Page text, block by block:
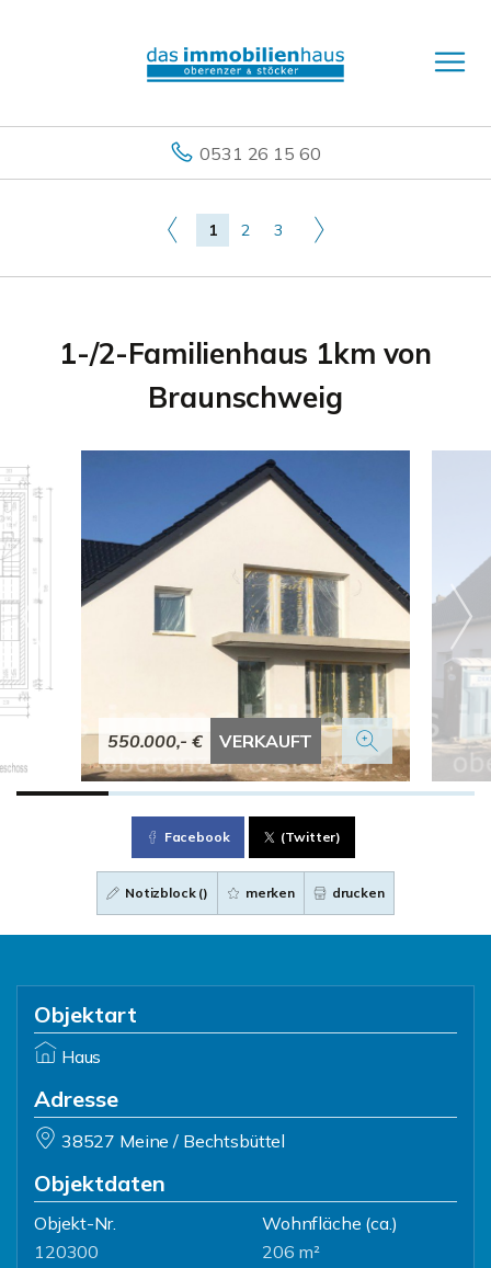
0531 26 15 60
1 2 3
1-/2-Familienhaus 1km von
Braunschweig
550.000,- € VERKAUFT
Facebook (Twitter)
Notizblock () merken drucken
Objektart
Haus
Adresse
38527 Meine / Bechtsbüttel
Objektdaten
Objekt-Nr.
120300
Wohnfläche (ca.)
206 m²